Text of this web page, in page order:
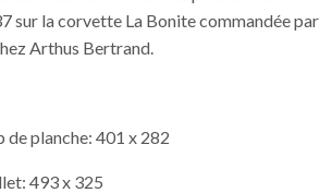
sur la corvette La Bonite commandée par
Arthus Bertrand.
de planche: 401 x 282
493 x 325